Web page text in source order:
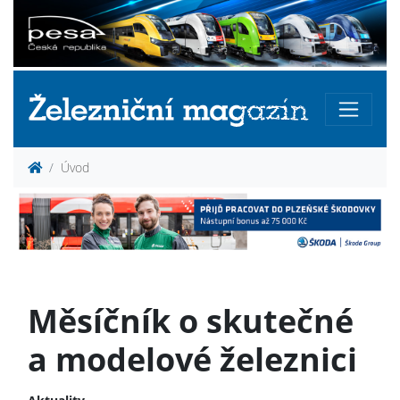
Úvod
Měsíčník o skutečné
a modelové železnici